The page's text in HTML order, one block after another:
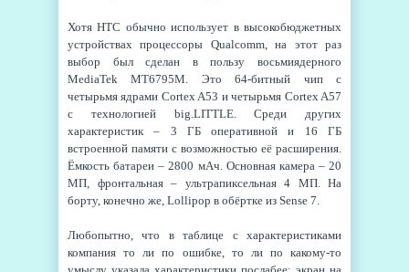
Хотя HTC обычно использует в высокобюджетных
устройствах процессоры Qualcomm, на этот раз
выбор был сделан в пользу восьмиядерного
MediaTek MT6795M. Это 64-битный чип с
четырьмя ядрами Cortex A53 и четырьмя Cortex A57
с технологией big.LITTLE. Среди других
характеристик – 3 ГБ оперативной и 16 ГБ
встроенной памяти с возможностью её расширения.
Ёмкость батареи – 2800 мАч. Основная камера – 20
МП, фронтальная – ультрапиксельная 4 МП. На
борту, конечно же, Lollipop в обёртке из Sense 7.
Любопытно, что в таблице с характеристиками
компания то ли по ошибке, то ли по какому-то